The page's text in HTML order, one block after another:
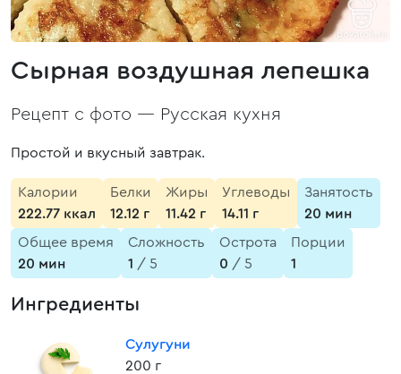
Сырная воздушная лепешка
Рецепт с фото — Русская кухня
Простой и вкусный завтрак.
Калории
222.77 ккал
Белки
12.12 г
Жиры
11.42 г
Углеводы
14.11 г
Занятость
20 мин
Общее время
20 мин
Сложность
1 / 5
Острота
0 / 5
Порции
1
Ингредиенты
Сулугуни
200 г